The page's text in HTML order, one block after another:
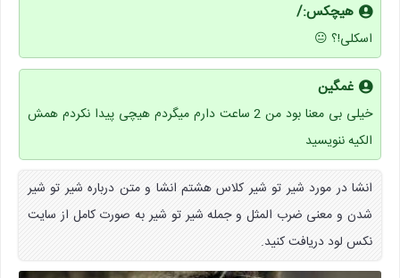
هیچکس:/
اسکلی!؟ 😐
غمگین
خیلی بی معنا بود من 2 ساعت دارم میگردم هیچی پیدا نکردم همش
الکیه ننویسید
انشا در مورد شیر تو شیر کلاس هشتم انشا و متن درباره شیر تو شیر
شدن و معنی ضرب المثل و جمله شیر تو شیر به صورت کامل از سایت
نکس لود دریافت کنید.